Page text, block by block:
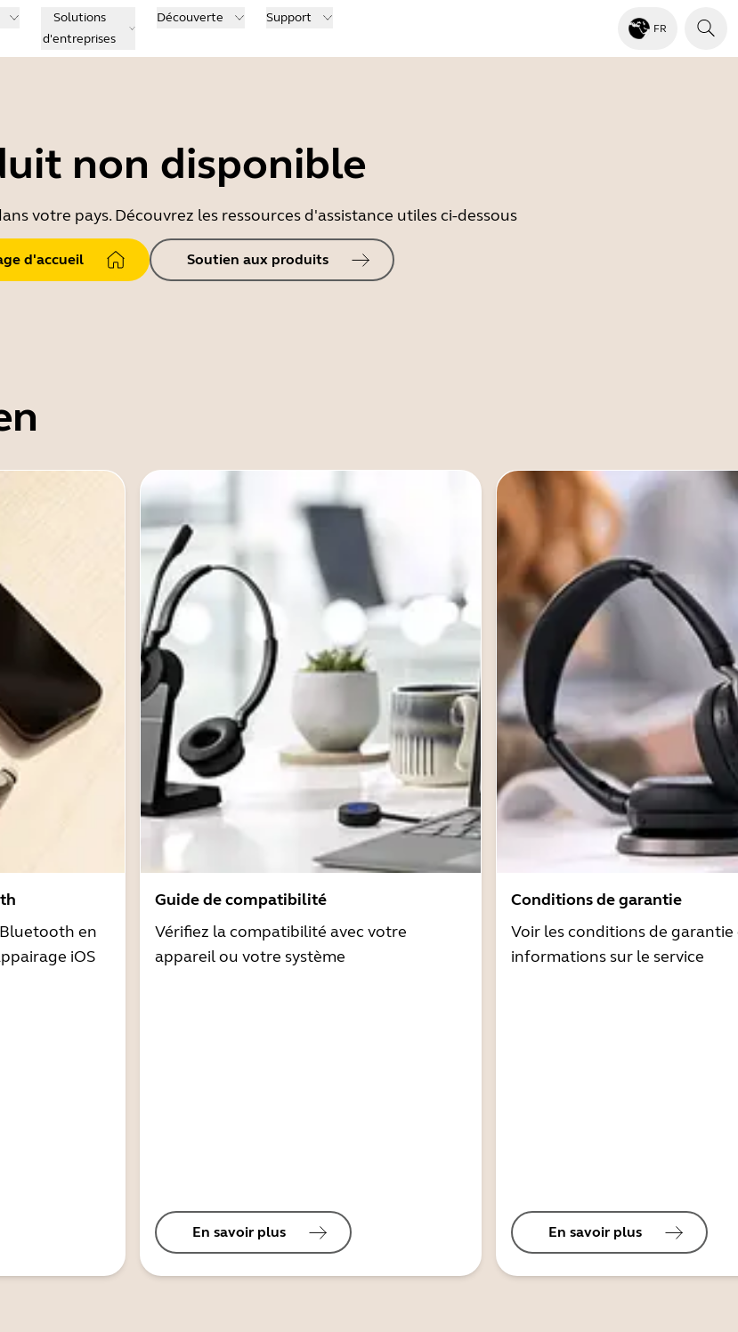
Solutions
d'entreprises
Découverte Support
FR
non disponible
votre pays. Découvrez les ressources d'assistance utiles ci-dessous
d'accueil Soutien aux produits
en
iOS
Guide de compatibilité
Vérifiez la compatibilité avec votre
appareil ou votre système
En savoir plus
Conditions de garantie
Voir les conditions de garantie
informations sur le service
En savoir plus